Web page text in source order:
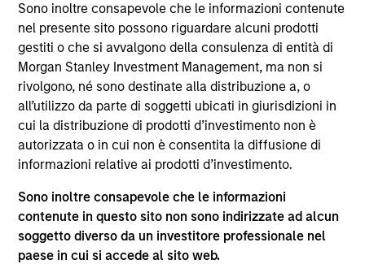
Sono inoltre consapevole che le informazioni contenute
nel presente sito possono riguardare alcuni prodotti
gestiti o che si avvalgono della consulenza di entità di
Morgan Stanley Investment Management, ma non si
rivolgono, né sono destinate alla distribuzione a, o
all’utilizzo da parte di soggetti ubicati in giurisdizioni in
cui la distribuzione di prodotti d’investimento non è
autorizzata o in cui non è consentita la diffusione di
informazioni relative ai prodotti d’investimento.
Sono inoltre consapevole che le informazioni
contenute in questo sito non sono indirizzate ad alcun
soggetto diverso da un investitore professionale nel
paese in cui si accede al sito web.
Prima dell’adesione ai comparti, le richieste di
partecipazione non devono essere presentate senza aver
consultato l’ultima versione del Prospetto Informativo, del
documento contenente informazioni chiave (“KID”) o del
documento contenente informazioni chiave per gli
investitori (“KIID”), della relazione annuale e della
relazione semestrale (“Documenti di offerta”) o altri
documenti disponibili sul sito
https://www.morganstanley.com/im/msinvf/index.html
a titolo gratuito presso la Sede legale all’indirizzo
European Bank and Business Centre, 6B route de Trèves,
Le informazioni relative agli aspetti di sostenibilità del
Comparto e una sintesi dei diritti degli investitori sono
disponibili sul sito web sopra indicato.